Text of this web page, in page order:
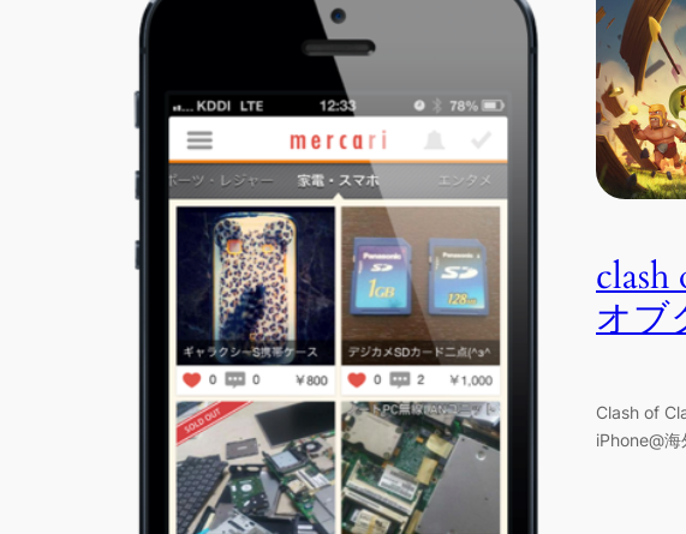
オブ
Clash of
iPhone@